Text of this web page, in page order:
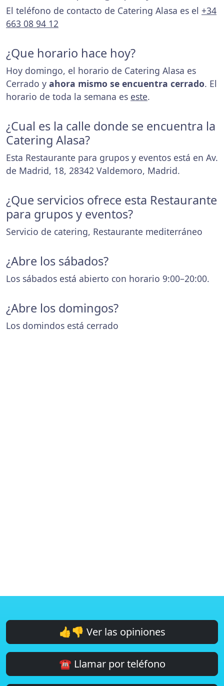
El teléfono de contacto de Catering Alasa es el +34
663 08 94 12
¿Que horario hace hoy?
Hoy domingo, el horario de Catering Alasa es
Cerrado y ahora mismo se encuentra cerrado. El
horario de toda la semana es este.
¿Cual es la calle donde se encuentra la
Catering Alasa?
Esta Restaurante para grupos y eventos está en Av.
de Madrid, 18, 28342 Valdemoro, Madrid.
¿Que servicios ofrece esta Restaurante
para grupos y eventos?
Servicio de catering, Restaurante mediterráneo
¿Abre los sábados?
Los sábados está abierto con horario 9:00–20:00.
¿Abre los domingos?
Los domindos está cerrado
👍👎 Ver las opiniones
☎️ Llamar por teléfono